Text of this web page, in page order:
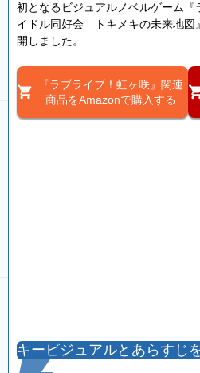
初となるビジュアルノベルゲーム
イドル同好会 トキメキの未来地図
開しました。
『ラブライブ！虹ヶ咲』関連
商品をAmazonで購入する
キービジュアルとあらすじ